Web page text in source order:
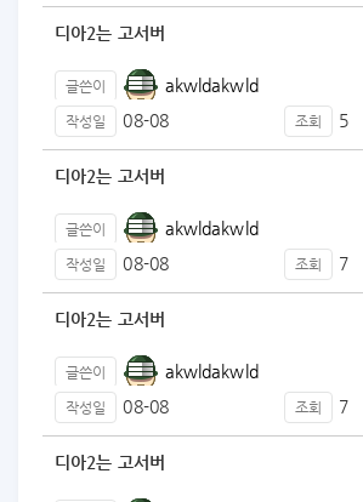
디아2는 고서버
글쓴이 akwldakwld
작성일 08-08 조회 5
디아2는 고서버
글쓴이 akwldakwld
작성일 08-08 조회 7
디아2는 고서버
글쓴이 akwldakwld
작성일 08-08 조회 7
디아2는 고서버